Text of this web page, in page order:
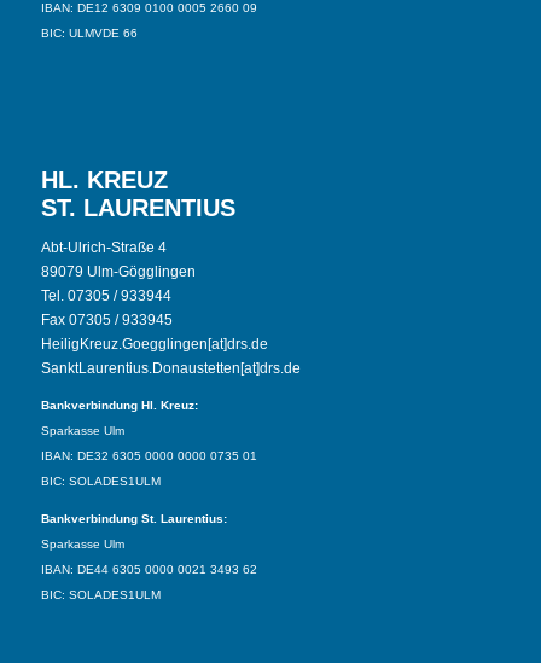
IBAN: DE12 6309 0100 0005 2660 09
BIC: ULMVDE 66
HL. KREUZ
ST. LAURENTIUS
Abt-Ulrich-Straße 4
89079 Ulm-Gögglingen
Tel. 07305 / 933944
Fax 07305 / 933945
HeiligKreuz.Goegglingen[at]drs.de
SanktLaurentius.Donaustetten[at]drs.de
Bankverbindung Hl. Kreuz:
Sparkasse Ulm
IBAN: DE32 6305 0000 0000 0735 01
BIC: SOLADES1ULM
Bankverbindung St. Laurentius:
Sparkasse Ulm
IBAN: DE44 6305 0000 0021 3493 62
BIC: SOLADES1ULM